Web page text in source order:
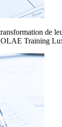
de
Training